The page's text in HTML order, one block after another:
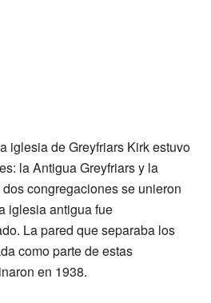
iglesia de Greyfriars Kirk estuvo
la Antigua Greyfriars y la
congregaciones se unieron
iglesia antigua fue
La pared que separaba los
como parte de estas
en 1938.